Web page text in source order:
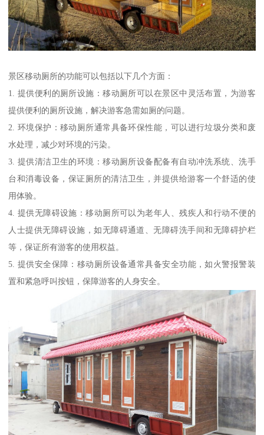
景区移动厕所的功能可以包括以下几个方面：
1. 提供便利的厕所设施：移动厕所可以在景区中灵活布置，为游客
提供便利的厕所设施，解决游客急需如厕的问题。
2. 环境保护：移动厕所通常具备环保性能，可以进行垃圾分类和废
水处理，减少对环境的污染。
3. 提供清洁卫生的环境：移动厕所设备配备有自动冲洗系统、洗手
台和消毒设备，保证厕所的清洁卫生，并提供给游客一个舒适的使
用体验。
4. 提供无障碍设施：移动厕所可以为老年人、残疾人和行动不便的
人士提供无障碍设施，如无障碍通道、无障碍洗手间和无障碍护栏
等，保证所有游客的使用权益。
5. 提供安全保障：移动厕所设备通常具备安全功能，如火警报警装
置和紧急呼叫按钮，保障游客的人身安全。